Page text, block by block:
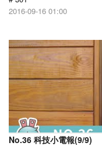
2016-09-16 01:00
No.36 科技小電報(9/9)